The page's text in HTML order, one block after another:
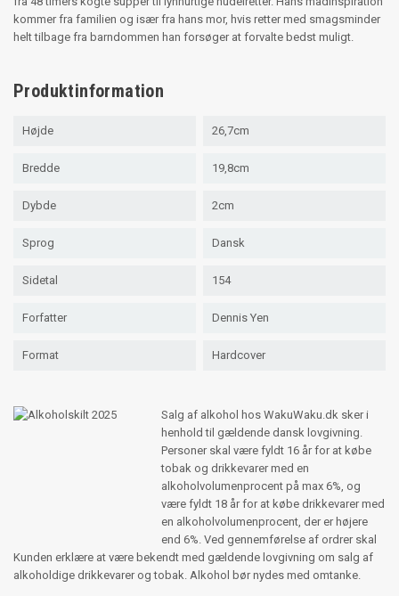
kommer fra familien og især fra hans mor, hvis retter med smagsminder
helt tilbage fra barndommen han forsøger at forvalte bedst muligt.
Produktinformation
Højde 26,7cm
Bredde 19,8cm
Dybde 2cm
Sprog Dansk
Sidetal 154
Forfatter Dennis Yen
Format Hardcover
Salg af alkohol hos WakuWaku.dk sker i
henhold til gældende dansk lovgivning.
Personer skal være fyldt 16 år for at købe
tobak og drikkevarer med en
alkoholvolumenprocent på max 6%, og
være fyldt 18 år for at købe drikkevarer med
en alkoholvolumenprocent, der er højere
end 6%. Ved gennemførelse af ordrer skal
Kunden erklære at være bekendt med gældende lovgivning om salg af
alkoholdige drikkevarer og tobak. Alkohol bør nydes med omtanke.